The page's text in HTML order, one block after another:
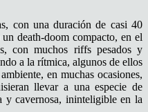
con una duración de casi 40
death-doom compacto, en el
con muchos riffs pesados y
a la rítmica, algunos de ellos
en muchas ocasiones,
llevar a una especie de
y cavernosa, ininteligible en la